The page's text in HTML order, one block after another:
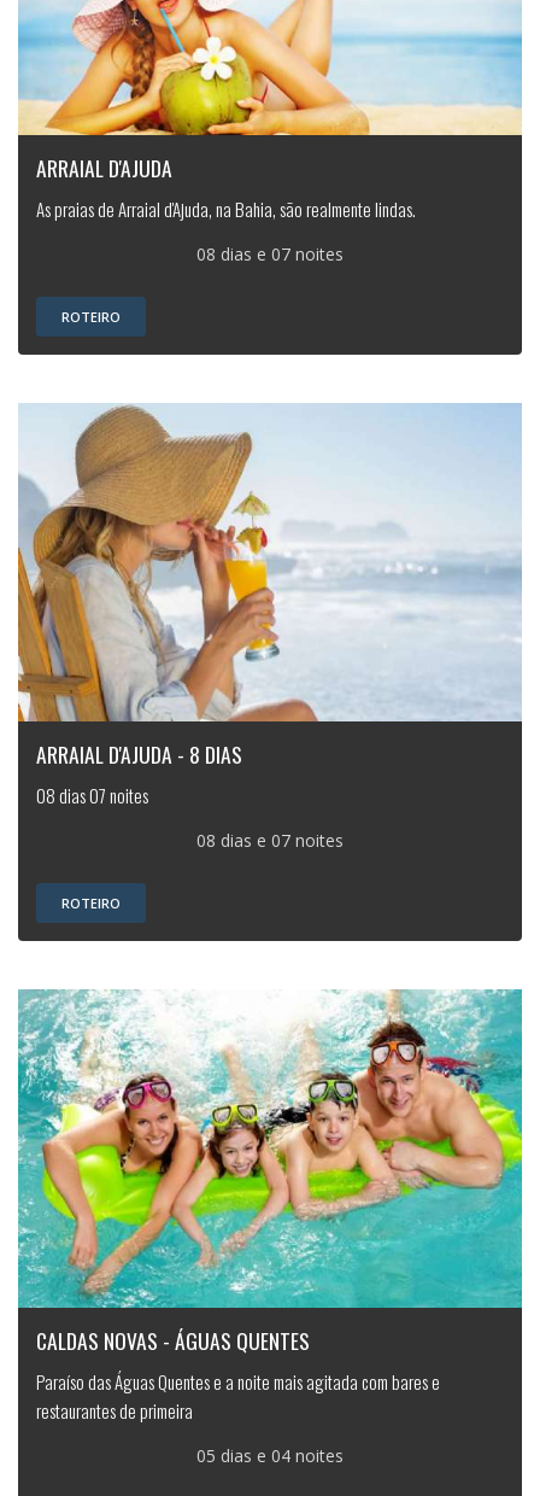
ARRAIAL D'AJUDA
As praias de Arraial d'Ajuda, na Bahia, são realmente lindas.
08 dias e 07 noites
ROTEIRO
ARRAIAL D'AJUDA - 8 DIAS
08 dias 07 noites
08 dias e 07 noites
ROTEIRO
CALDAS NOVAS - ÁGUAS QUENTES
Paraíso das Águas Quentes e a noite mais agitada com bares e
restaurantes de primeira
05 dias e 04 noites